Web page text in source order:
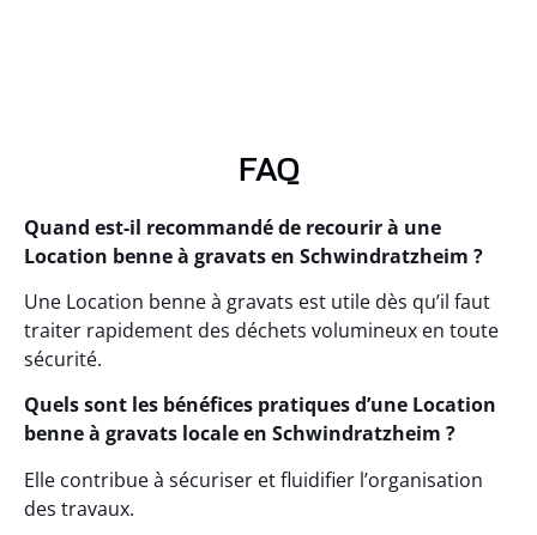
FAQ
Quand est-il recommandé de recourir à une
Location benne à gravats en Schwindratzheim ?
Une Location benne à gravats est utile dès qu’il faut
traiter rapidement des déchets volumineux en toute
sécurité.
Quels sont les bénéfices pratiques d’une Location
benne à gravats locale en Schwindratzheim ?
Elle contribue à sécuriser et fluidifier l’organisation
des travaux.